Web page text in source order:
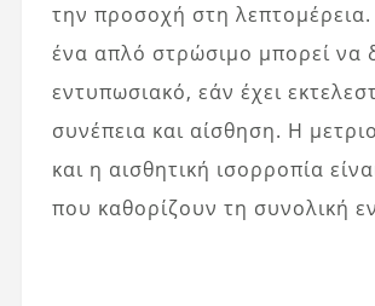
την προσοχή στη
ένα απλό στρώσιμο μπορεί να
εντυπωσιακό, εάν έχει
συνέπεια και αίσθηση. Η
και η αισθητική ισορροπία
που καθορίζουν τη συνολική